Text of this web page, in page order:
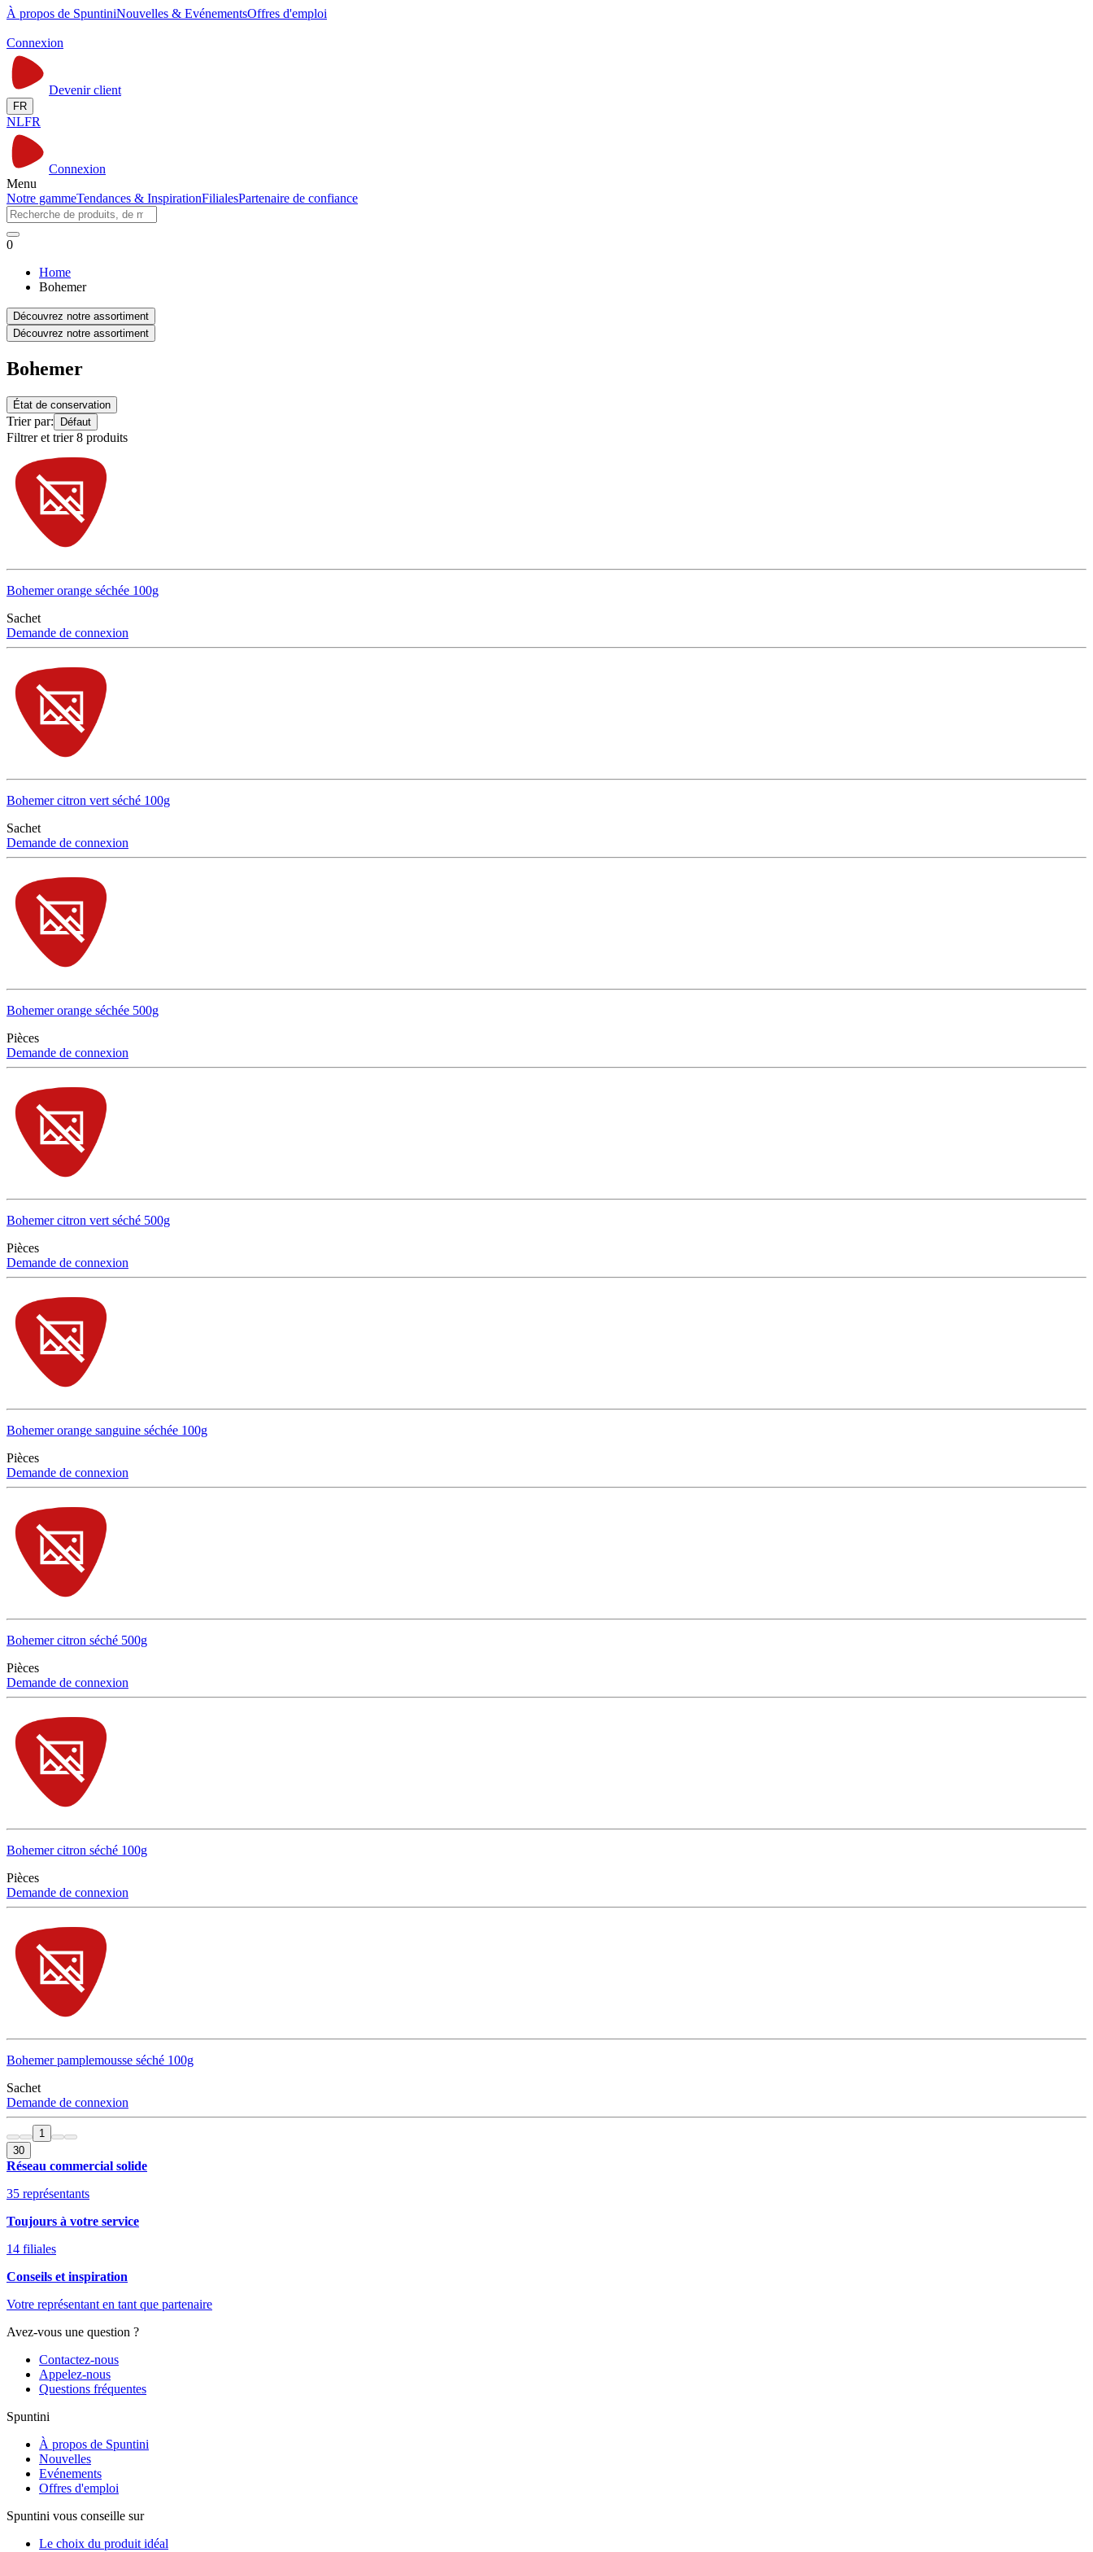
À propos de SpuntiniNouvelles & EvénementsOffres d'emploi
Connexion
Devenir client
FR
NLFR
Connexion
Menu
Notre gammeTendances & InspirationFilialesPartenaire de confiance
0
Home
Bohemer
Découvrez notre assortiment
Découvrez notre assortiment
Bohemer
État de conservation
Trier par: Défaut
Filtrer et trier 8 produits
Bohemer orange séchée 100g
Sachet
Demande de connexion
Bohemer citron vert séché 100g
Sachet
Demande de connexion
Bohemer orange séchée 500g
Pièces
Demande de connexion
Bohemer citron vert séché 500g
Pièces
Demande de connexion
Bohemer orange sanguine séchée 100g
Pièces
Demande de connexion
Bohemer citron séché 500g
Pièces
Demande de connexion
Bohemer citron séché 100g
Pièces
Demande de connexion
Bohemer pamplemousse séché 100g
Sachet
Demande de connexion
1
30
Réseau commercial solide
35 représentants
Toujours à votre service
14 filiales
Conseils et inspiration
Votre représentant en tant que partenaire
Avez-vous une question ?
Contactez-nous
Appelez-nous
Questions fréquentes
Spuntini
À propos de Spuntini
Nouvelles
Evénements
Offres d'emploi
Spuntini vous conseille sur
Le choix du produit idéal